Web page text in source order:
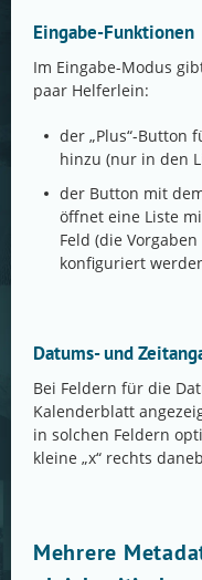
Eingabe-Funktionen
Im Eingabe-Modus
paar Helferlein:
der „Plus“-Button
hinzu (nur in den
der Button mit
öffnet eine Liste
Feld (die
konfiguriert
Datums- und
Bei Feldern für die
Kalenderblatt
in solchen Feldern
kleine „x“ rechts
Mehrere